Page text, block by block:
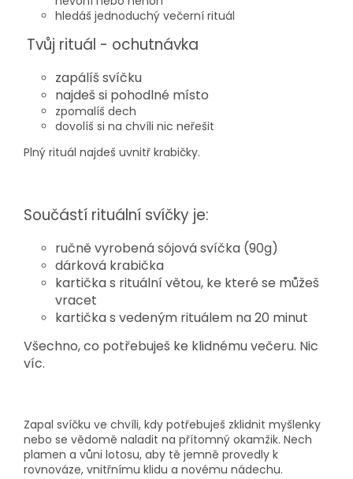
hledáš jednoduchý večerní rituál
Tvůj rituál - ochutnávka
zapálíš svíčku
najdeš si pohodlné místo
zpomalíš dech
dovolíš si na chvíli nic neřešit
Plný rituál najdeš uvnitř krabičky.
Součástí rituální svíčky je:
ručně vyrobená sójová svíčka (90g)
dárková krabička
kartička s rituální větou, ke které se můžeš
vracet
kartička s vedeným rituálem na 20 minut
Všechno, co potřebuješ ke klidnému večeru. Nic
víc.
Zapal svíčku ve chvíli, kdy potřebuješ zklidnit myšlenky
nebo se vědomě naladit na přítomný okamžik. Nech
plamen a vůni lotosu, aby tě jemně provedly k
rovnováze, vnitřnímu klidu a novému nádechu.